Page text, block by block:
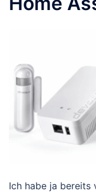
Ich habe ja bereits